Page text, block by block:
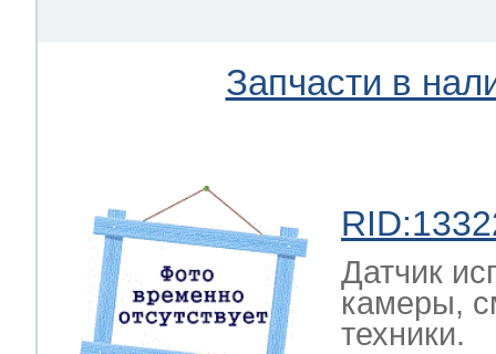
Запчасти в
Датчик
камеры,
техники.